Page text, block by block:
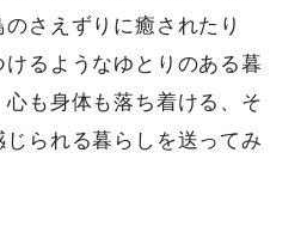
さえずりに癒されたり
るようなゆとりのある暮
も身体も落ち着ける、そ
られる暮らしを送ってみ